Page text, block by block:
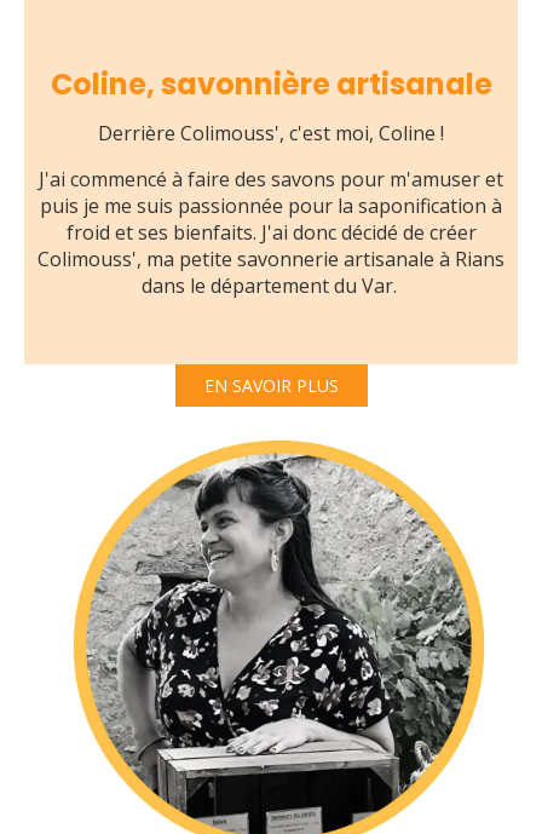
Coline, savonnière artisanale
Derrière Colimouss', c'est moi, Coline !
J'ai commencé à faire des savons pour m'amuser et
puis je me suis passionnée pour la saponification à
froid et ses bienfaits. J'ai donc décidé de créer
Colimouss', ma petite savonnerie artisanale à Rians
dans le département du Var.
EN SAVOIR PLUS